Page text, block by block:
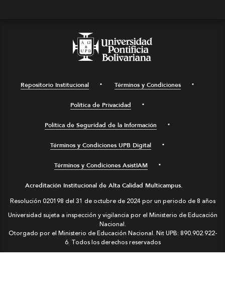
Repositorio Institucional Términos y Condiciones
Política de Privacidad
Política de Seguridad de la Información
Términos y Condiciones UPB Digital
Términos y Condiciones AsistIAM
Acreditación Institucional de Alta Calidad Multicampus.
Resolución 020198 del 31 de octubre de 2024 por un periodo de 8 años
Universidad sujeta a inspección y vigilancia por el Ministerio de Educación
Nacional.
Otorgado por el Ministerio de Educación Nacional. Nit UPB: 890.902.922-
6. Todos los derechos reservados